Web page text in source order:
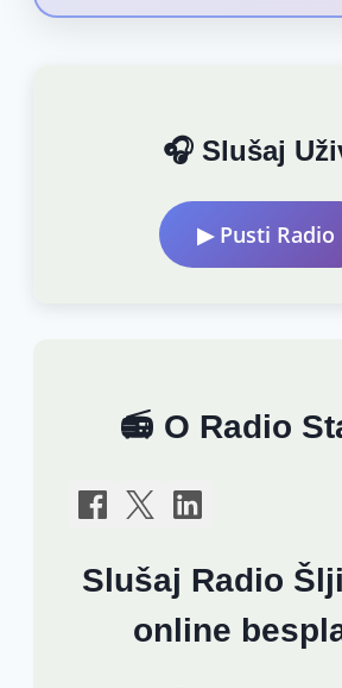
🎧 Slušaj
▶ Pusti Radio
📻 O Radio
Slušaj Radio
online